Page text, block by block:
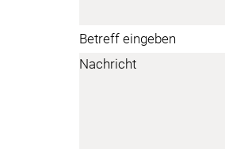
Betreff eingeben
Nachricht